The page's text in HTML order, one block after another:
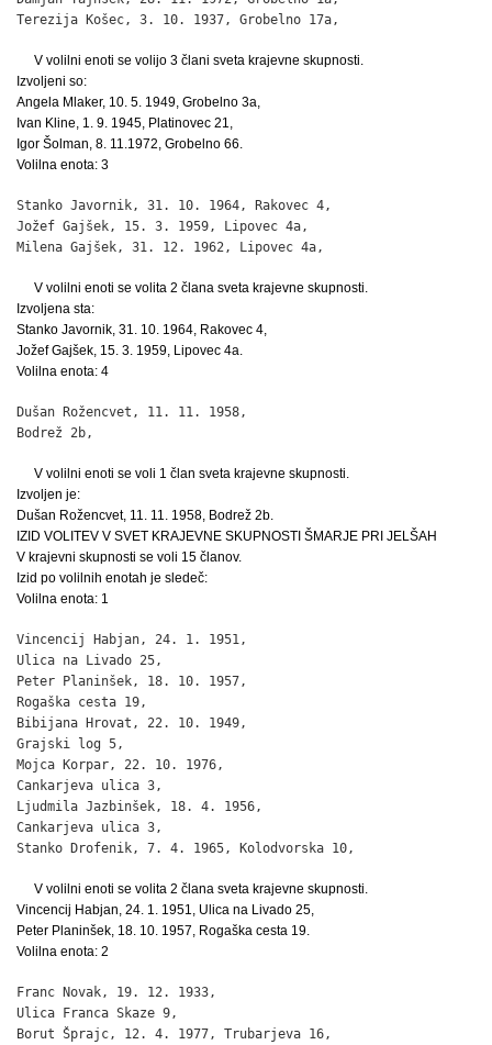
Terezija Košec, 3. 10. 1937, Grobelno 17a,
V volilni enoti se volijo 3 člani sveta krajevne skupnosti.
Izvoljeni so:
Angela Mlaker, 10. 5. 1949, Grobelno 3a,
Ivan Kline, 1. 9. 1945, Platinovec 21,
Igor Šolman, 8. 11.1972, Grobelno 66.
Volilna enota: 3
Stanko Javornik, 31. 10. 1964, Rakovec 4,
Jožef Gajšek, 15. 3. 1959, Lipovec 4a,
Milena Gajšek, 31. 12. 1962, Lipovec 4a,
V volilni enoti se volita 2 člana sveta krajevne skupnosti.
Izvoljena sta:
Stanko Javornik, 31. 10. 1964, Rakovec 4,
Jožef Gajšek, 15. 3. 1959, Lipovec 4a.
Volilna enota: 4
Dušan Rožencvet, 11. 11. 1958,
Bodrež 2b,
V volilni enoti se voli 1 član sveta krajevne skupnosti.
Izvoljen je:
Dušan Rožencvet, 11. 11. 1958, Bodrež 2b.
IZID VOLITEV V SVET KRAJEVNE SKUPNOSTI ŠMARJE PRI JELŠAH
V krajevni skupnosti se voli 15 članov.
Izid po volilnih enotah je sledeč:
Volilna enota: 1
Vincencij Habjan, 24. 1. 1951,
Ulica na Livado 25,
Peter Planinšek, 18. 10. 1957,
Rogaška cesta 19,
Bibijana Hrovat, 22. 10. 1949,
Grajski log 5,
Mojca Korpar, 22. 10. 1976,
Cankarjeva ulica 3,
Ljudmila Jazbinšek, 18. 4. 1956,
Cankarjeva ulica 3,
Stanko Drofenik, 7. 4. 1965, Kolodvorska 10,
V volilni enoti se volita 2 člana sveta krajevne skupnosti.
Vincencij Habjan, 24. 1. 1951, Ulica na Livado 25,
Peter Planinšek, 18. 10. 1957, Rogaška cesta 19.
Volilna enota: 2
Franc Novak, 19. 12. 1933,
Ulica Franca Skaze 9,
Borut Šprajc, 12. 4. 1977, Trubarjeva 16,